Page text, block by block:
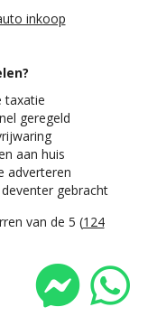
inkoop
taxatie
geregeld
aan huis
adverteren
gebracht
van de 5 (124